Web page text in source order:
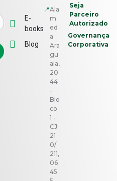
E-
books
Blog
📍Ala
m
ed
a
Ara
gu
aia,
20
44
-
Blo
co
1 -
CJ
21
0/
211,
06
45
Seja
Parceiro
Autorizado
Governança
Corporativa